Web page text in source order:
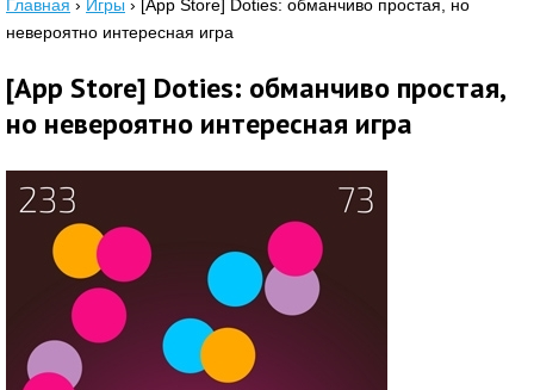
Главная › Игры › [App Store] Doties: обманчиво простая, но
невероятно интересная игра
[App Store] Doties: обманчиво простая,
но невероятно интересная игра